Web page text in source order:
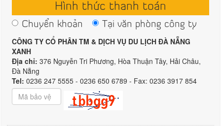
Hình thức thanh toán
Chuyển khoản
Tại văn phòng công ty
CÔNG TY CỔ PHÂN TM & DỊCH VỤ DU LỊCH ĐÀ NẴNG
XANH
Địa chỉ: 376 Nguyễn Tri Phương, Hòa Thuận Tây, Hải Châu,
Đà Nẵng
Tel: 0236 247 5555 - 0236 650 6789 - Fax: 0236 3917 854